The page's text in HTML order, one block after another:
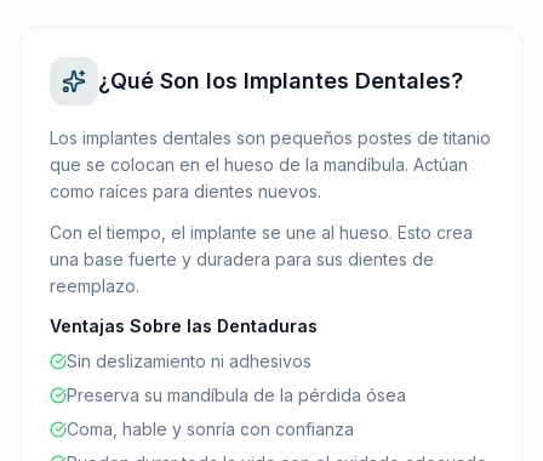
¿Qué Son los Implantes Dentales?
Los implantes dentales son pequeños postes de titanio
que se colocan en el hueso de la mandíbula. Actúan
como raíces para dientes nuevos.
Con el tiempo, el implante se une al hueso. Esto crea
una base fuerte y duradera para sus dientes de
reemplazo.
Ventajas Sobre las Dentaduras
Sin deslizamiento ni adhesivos
Preserva su mandíbula de la pérdida ósea
Coma, hable y sonría con confianza